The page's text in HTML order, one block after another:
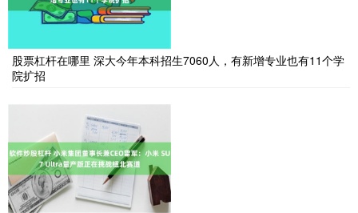
股票杠杆在哪里 深大今年本科招生7060人，有新增专业也有11个学
院扩招